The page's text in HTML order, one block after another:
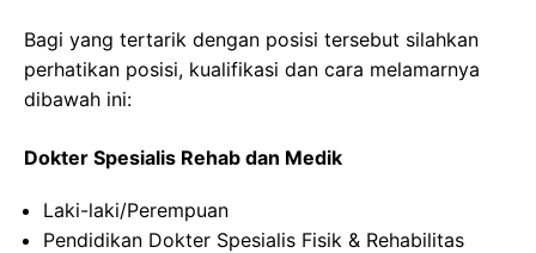
Bagi yang tertarik dengan posisi tersebut silahkan
perhatikan posisi, kualifikasi dan cara melamarnya
dibawah ini:
Dokter Spesialis Rehab dan Medik
Laki-laki/Perempuan
Pendidikan Dokter Spesialis Fisik & Rehabilitas